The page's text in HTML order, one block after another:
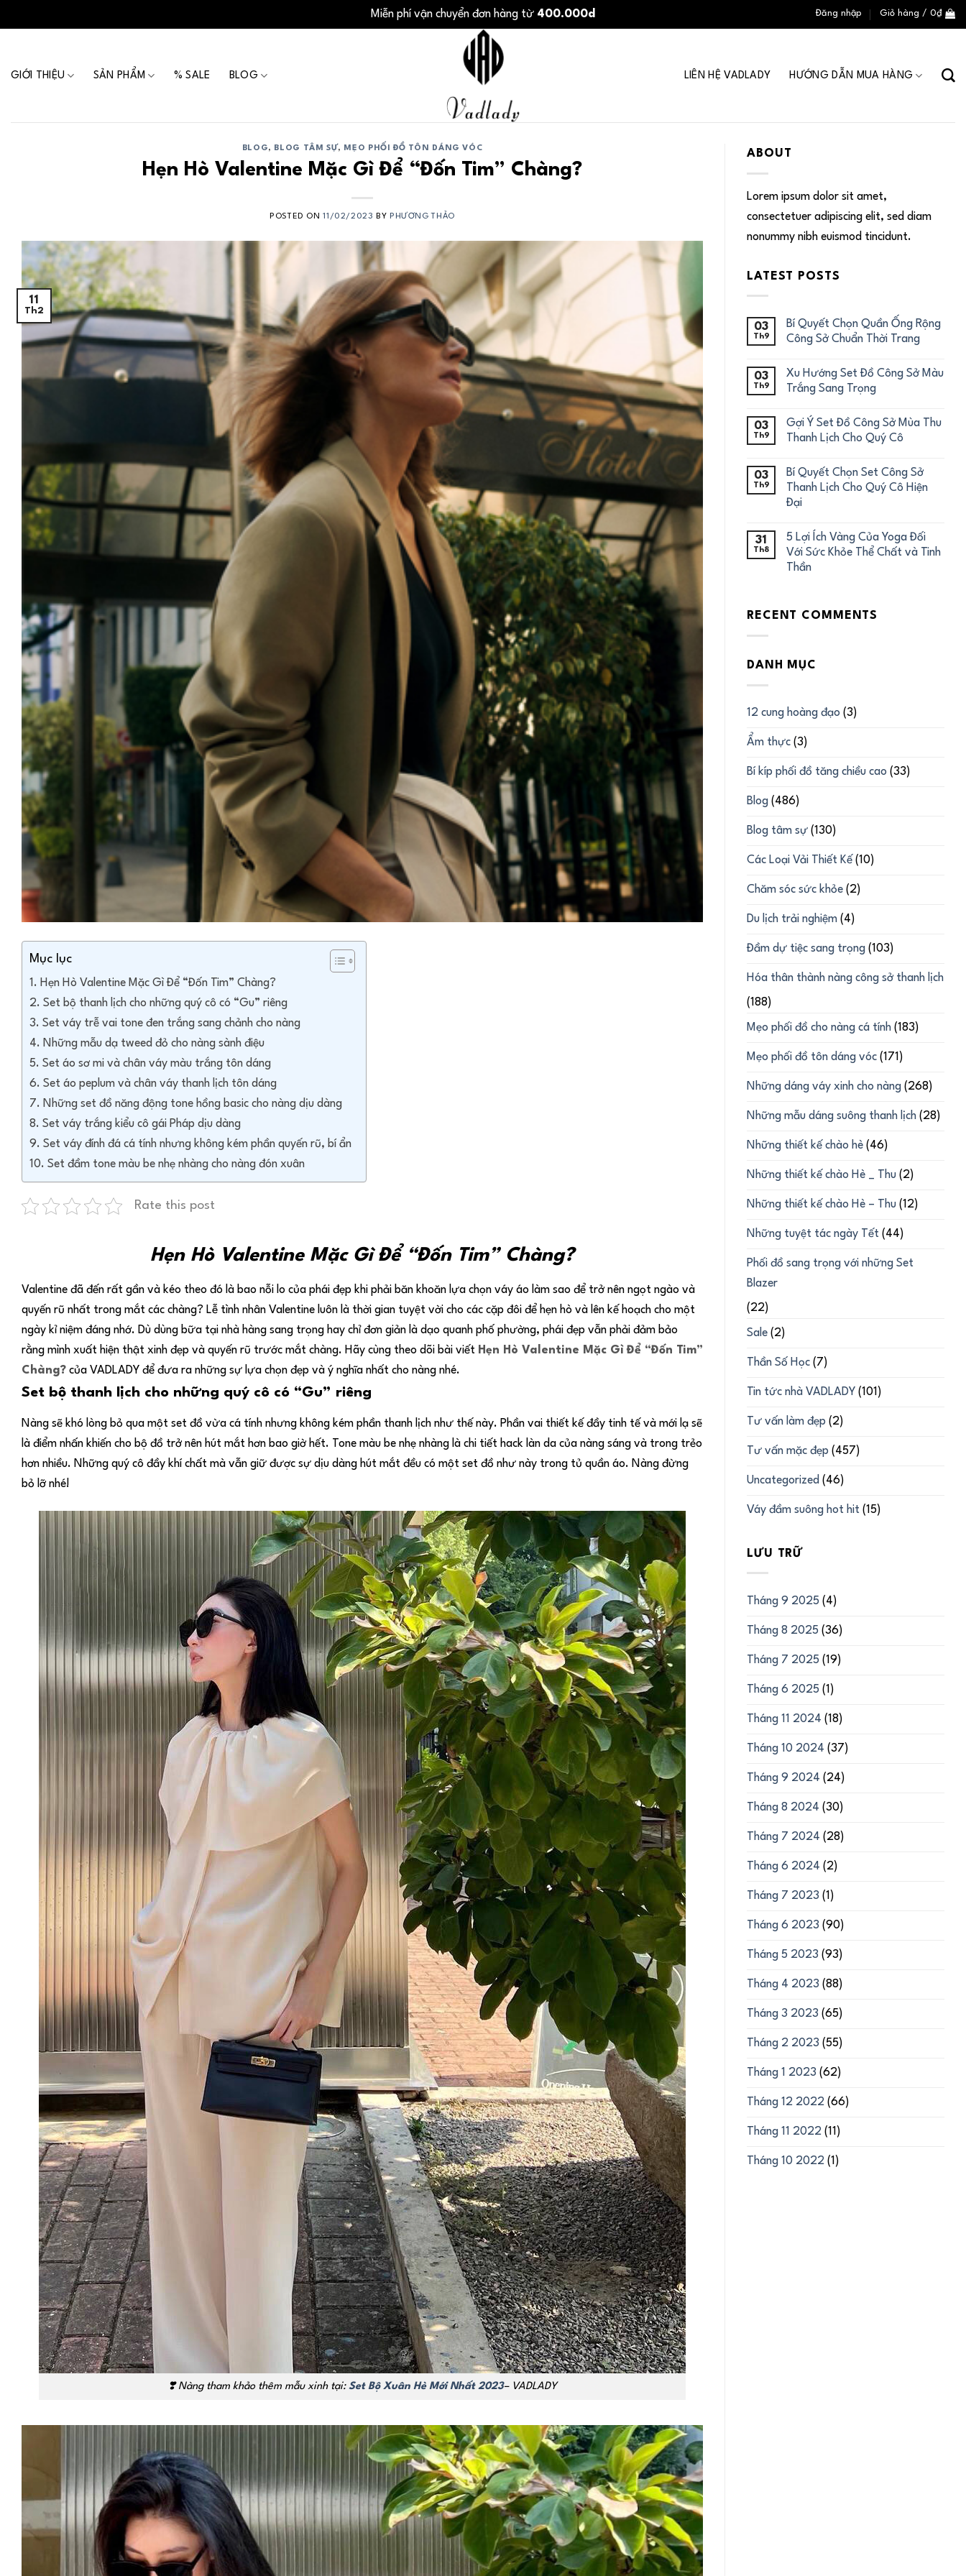
to
Miễn phí vận chuyển đơn hàng từ 400.000d Đăng nhập Giỏ hàng / 0₫
GIỚI THIỆU SẢN PHẨM % SALE BLOG LIÊN HỆ VADLADY HƯỚNG DẪN MUA HÀNG
BLOG, BLOG TÂM SỰ, MẸO PHỐI ĐỒ TÔN DÁNG VÓC
Hẹn Hò Valentine Mặc Gì Để “Đốn Tim” Chàng?
POSTED ON11/02/2023 BY PHƯƠNG THẢO
11
Th2
Mục lục
Hẹn Hò Valentine Mặc Gì Để “Đốn Tim” Chàng?
Set bộ thanh lịch cho những quý cô có “Gu” riêng
Set váy trễ vai tone đen trắng sang chảnh cho nàng
Những mẫu dạ tweed đỏ cho nàng sành điệu
Set áo sơ mi và chân váy màu trắng tôn dáng
Set áo peplum và chân váy thanh lịch tôn dáng
Những set đồ năng động tone hồng basic cho nàng dịu dàng
Set váy trắng kiểu cô gái Pháp dịu dàng
Set váy đính đá cá tính nhưng không kém phần quyến rũ, bí ẩn
Set đầm tone màu be nhẹ nhàng cho nàng đón xuân
Rate this post
Hẹn Hò Valentine Mặc Gì Để “Đốn Tim” Chàng?
Valentine đã đến rất gần và kéo theo đó là bao nỗi lo của phái đẹp khi phải băn khoăn lựa chọn váy áo làm sao để trở nên ngọt ngào và
quyến rũ nhất trong mắt các chàng? Lễ tình nhân Valentine luôn là thời gian tuyệt vời cho các cặp đôi để hẹn hò và lên kế hoạch cho một
ngày kỉ niệm đáng nhớ. Dù dùng bữa tại nhà hàng sang trọng hay chỉ đơn giản là dạo quanh phố phường, phái đẹp vẫn phải đảm bảo
rằng mình xuất hiện thật xinh đẹp và quyến rũ trước mắt chàng. Hãy cùng theo dõi bài viết Hẹn Hò Valentine Mặc Gì Để “Đốn Tim”
Chàng? của VADLADY để đưa ra những sự lựa chọn đẹp và ý nghĩa nhất cho nàng nhé.
Set bộ thanh lịch cho những quý cô có “Gu” riêng
Nàng sẽ khó lòng bỏ qua một set đồ vừa cá tính nhưng không kém phần thanh lịch như thế này. Phần vai thiết kế đầy tinh tế và mới lạ sẽ
là điểm nhấn khiến cho bộ đồ trở nên hút mắt hơn bao giờ hết. Tone màu be nhẹ nhàng là chi tiết hack làn da của nàng sáng và trong trẻo
hơn nhiều. Những quý cô đầy khí chất mà vẫn giữ được sự dịu dàng hút mắt đều có một set đồ như này trong tủ quần áo. Nàng đừng
bỏ lỡ nhé!
❣️Nàng tham khảo thêm mẫu xinh tại: Set Bộ Xuân Hè Mới Nhất 2023– VADLADY
ABOUT
Lorem ipsum dolor sit amet,
consectetuer adipiscing elit, sed diam
nonummy nibh euismod tincidunt.
LATEST POSTS
03
Th9
Bí Quyết Chọn Quần Ống Rộng
Công Sở Chuẩn Thời Trang
03
Th9
Xu Hướng Set Đồ Công Sở Màu
Trắng Sang Trọng
03
Th9
Gợi Ý Set Đồ Công Sở Mùa Thu
Thanh Lịch Cho Quý Cô
03
Th9
Bí Quyết Chọn Set Công Sở
Thanh Lịch Cho Quý Cô Hiện
Đại
31
Th8
5 Lợi Ích Vàng Của Yoga Đối
Với Sức Khỏe Thể Chất và Tinh
Thần
RECENT COMMENTS
DANH MỤC
12 cung hoàng đạo (3)
Ẩm thực (3)
Bí kíp phối đồ tăng chiều cao (33)
Blog (486)
Blog tâm sự (130)
Các Loại Vải Thiết Kế (10)
Chăm sóc sức khỏe (2)
Du lịch trải nghiệm (4)
Đầm dự tiệc sang trọng (103)
Hóa thân thành nàng công sở thanh lịch
(188)
Mẹo phối đồ cho nàng cá tính (183)
Mẹo phối đồ tôn dáng vóc (171)
Những dáng váy xinh cho nàng (268)
Những mẫu dáng suông thanh lịch (28)
Những thiết kế chào hè (46)
Những thiết kế chào Hè _ Thu (2)
Những thiết kế chào Hè – Thu (12)
Những tuyệt tác ngày Tết (44)
Phối đồ sang trọng với những Set
Blazer
(22)
Sale (2)
Thần Số Học (7)
Tin tức nhà VADLADY (101)
Tư vấn làm đẹp (2)
Tư vấn mặc đẹp (457)
Uncategorized (46)
Váy đầm suông hot hit (15)
LƯU TRỮ
Tháng 9 2025 (4)
Tháng 8 2025 (36)
Tháng 7 2025 (19)
Tháng 6 2025 (1)
Tháng 11 2024 (18)
Tháng 10 2024 (37)
Tháng 9 2024 (24)
Tháng 8 2024 (30)
Tháng 7 2024 (28)
Tháng 6 2024 (2)
Tháng 7 2023 (1)
Tháng 6 2023 (90)
Tháng 5 2023 (93)
Tháng 4 2023 (88)
Tháng 3 2023 (65)
Tháng 2 2023 (55)
Tháng 1 2023 (62)
Tháng 12 2022 (66)
Tháng 11 2022 (11)
Tháng 10 2022 (1)